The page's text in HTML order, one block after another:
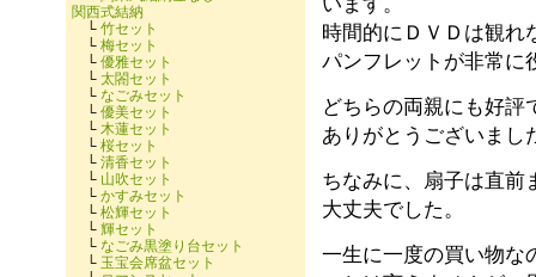
時間的にＤＶＤは観れ
パンフレットが非常に
どちらの両親にも好評
ありがとうございまし
ちなみに、扇子は直前
大丈夫でした。
一生に一度の買い物な
関西式結納
└ 竹セット
└ 梅セット
└ 優雅セット
└ 太閤セット
└ なごみセット
└ 優美セット
└ 木蓮セット
└ 桜セット
└ 清香セット
└ 山吹セット
└ かすみセット
└ 松輝セット
└ 輝セット
└ なごみ黒塗り台セット
└ 玉宝会席盆セット